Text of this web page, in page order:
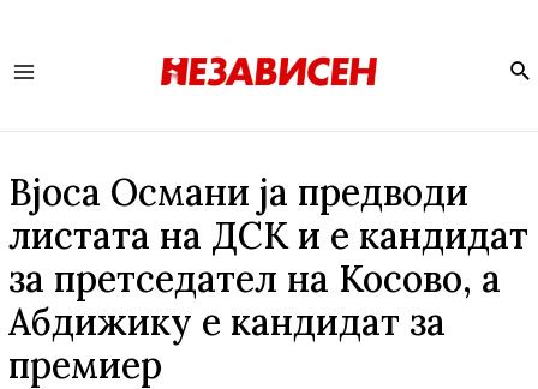
Вјоса Османи ја предводи
листата на ДСК и е кандидат
за претседател на Косово, а
Абдижику е кандидат за
премиер